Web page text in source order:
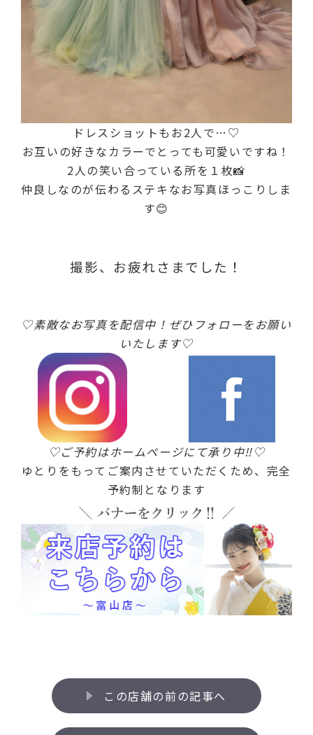
ドレスショットもお2人で…♡
お互いの好きなカラーでとっても可愛いですね！
2人の笑い合っている所を１枚📸
仲良しなのが伝わるステキなお写真ほっこりしま
す😊
撮影、お疲れさまでした！
♡素敵なお写真を配信中！ぜひ フォローをお願い
いたします♡
♡ご予約はホームページにて承り中‼♡
ゆとりをもってご案内させていただくため、完全
予約制となります
この店舗の前の記事へ